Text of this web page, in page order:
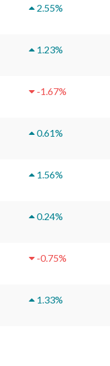
2.55%
1.23%
-1.67%
0.61%
1.56%
0.24%
-0.75%
1.33%